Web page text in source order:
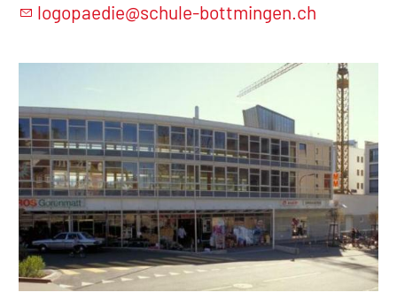
logopaedie@schule-bottmingen.ch